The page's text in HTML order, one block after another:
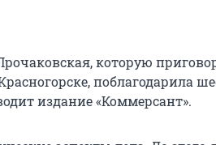
которую
поблагодарила
издание «Коммерсант».